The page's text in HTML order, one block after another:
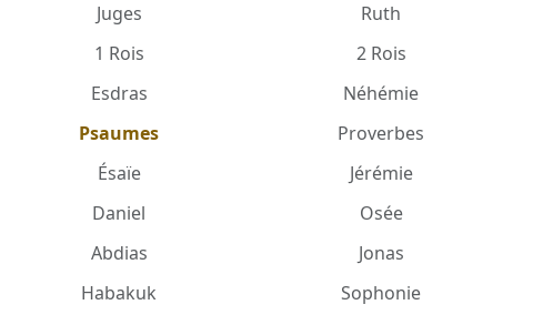
Juges
Ruth
1 Rois
2 Rois
Esdras
Néhémie
Psaumes
Proverbes
Ésaïe
Jérémie
Daniel
Osée
Abdias
Jonas
Habakuk
Sophonie